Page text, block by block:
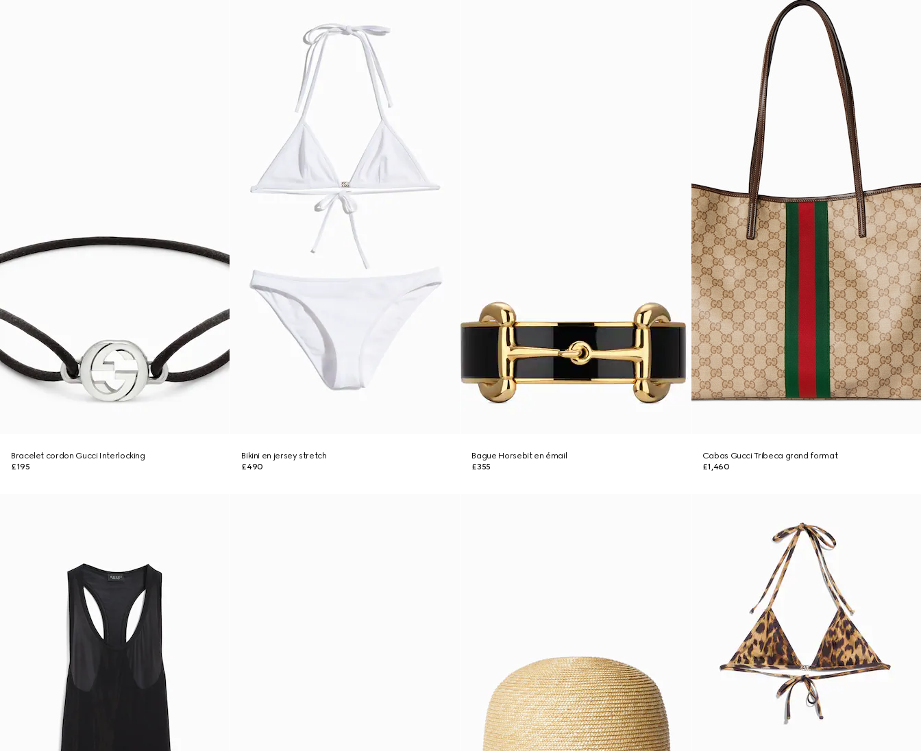
Bracelet cordon Gucci Interlocking
£195
Bikini en jersey stretch
£490
Bague Horsebit en émail
£355
Cabas Gucci Tribeca grand format
£1,460